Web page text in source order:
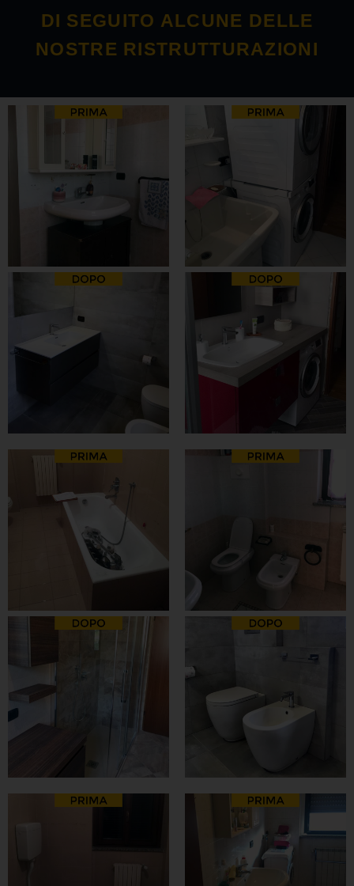
DI SEGUITO ALCUNE DELLE
NOSTRE RISTRUTTURAZIONI